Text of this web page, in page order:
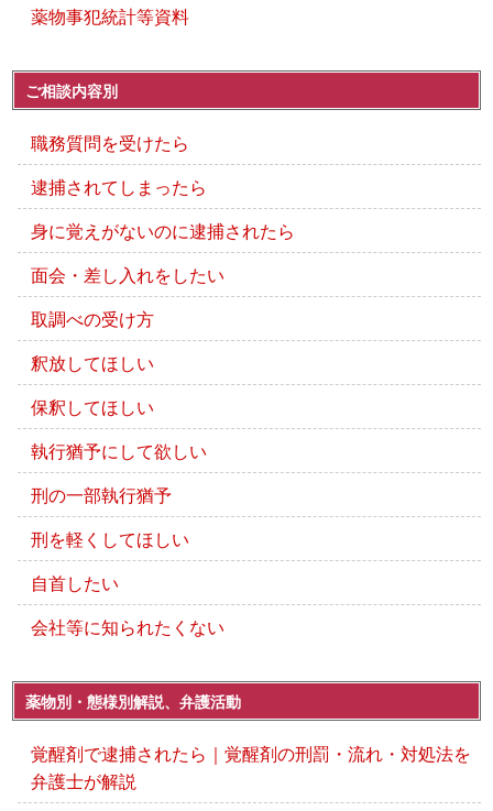
薬物事犯統計等資料
ご相談内容別
職務質問を受けたら
逮捕されてしまったら
身に覚えがないのに逮捕されたら
面会・差し入れをしたい
取調べの受け方
釈放してほしい
保釈してほしい
執行猶予にして欲しい
刑の一部執行猶予
刑を軽くしてほしい
自首したい
会社等に知られたくない
薬物別・態様別解説、弁護活動
覚醒剤で逮捕されたら｜覚醒剤の刑罰・流れ・対処法を
弁護士が解説